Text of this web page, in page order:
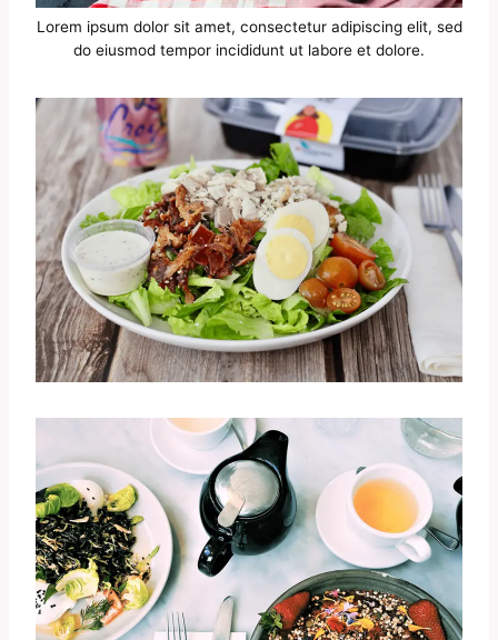
Lorem ipsum dolor sit amet, consectetur adipiscing elit, sed
do eiusmod tempor incididunt ut labore et dolore.